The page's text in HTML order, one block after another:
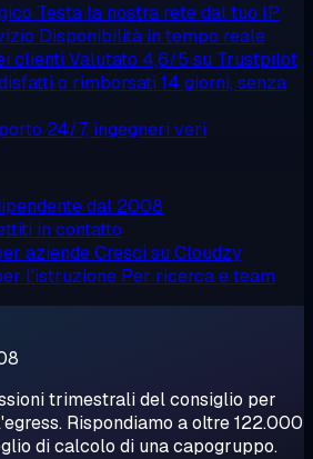
Testa la nostra rete dal tuo IP
Disponibilità in tempo reale
clienti Valutato 4,6/5 su Trustpilot
o rimborsati 14 giorni, senza
24/7, ingegneri veri
dal 2008
in contatto
aziendeCresci su Cloudzy
l'istruzione Per ricerca e team
trimestrali del consiglio per
Rispondiamo a oltre 122.000
di calcolo di una capogruppo.